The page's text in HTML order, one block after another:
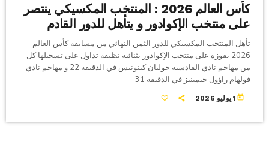
كأس العالم 2026 : المنتخب المكسيكي ينتصر
على منتخب الإكوادور و يتأهل للدور القادم
تأهل المنتخب المكسيكي للدور الثمن النهائي من مسابقة كأس العالم
2026 بفوزه على منتخب الإكوادور بثنائية نظيفة تداول على تسجيلها كل
من مهاجم نادي القادسية خوليان كينونيس في الدقيقة 22 و مهاجم نادي
فولهام راؤول خيمينيز في الدقيقة 31
today 1 يوليو 2026